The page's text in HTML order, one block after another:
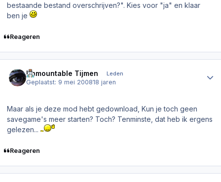
bestaande bestand overschrijven?". Kies voor "ja" en klaar
ben je
Reageren
Unmountable Tijmen Leden
Geplaatst: 9 mei 200818 jaren
Maar als je deze mod hebt gedownload, Kun je toch geen
savegame's meer starten? Toch? Tenminste, dat heb ik ergens
gelezen...
Reageren